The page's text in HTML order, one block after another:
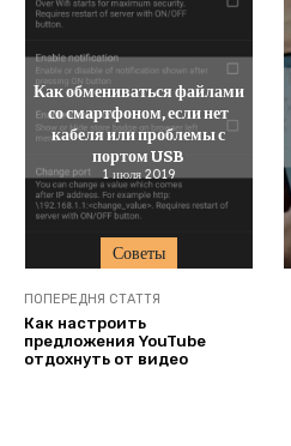
Советы
Как обмениваться файлами
со смартфоном, если нет
кабеля или проблемы с
портом USB
1 июля 2019
ПОПЕРЕДНЯ СТАТТЯ
Как настроить
предложения YouTube
отдохнуть от видео